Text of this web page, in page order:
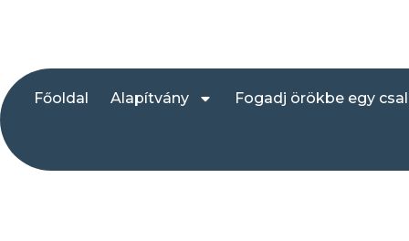
Főoldal Alapítvány Fogadj örökbe egy